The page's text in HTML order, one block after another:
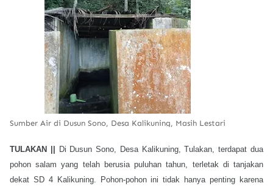
Sumber Air di Dusun Sono, Desa Kalikuning, Masih Lestari
TULAKAN ||
Di Dusun Sono, Desa Kalikuning, Tulakan, terdapat dua
pohon salam yang telah berusia puluhan tahun, terletak di tanjakan
dekat SD 4 Kalikuning. Pohon-pohon ini tidak hanya penting karena